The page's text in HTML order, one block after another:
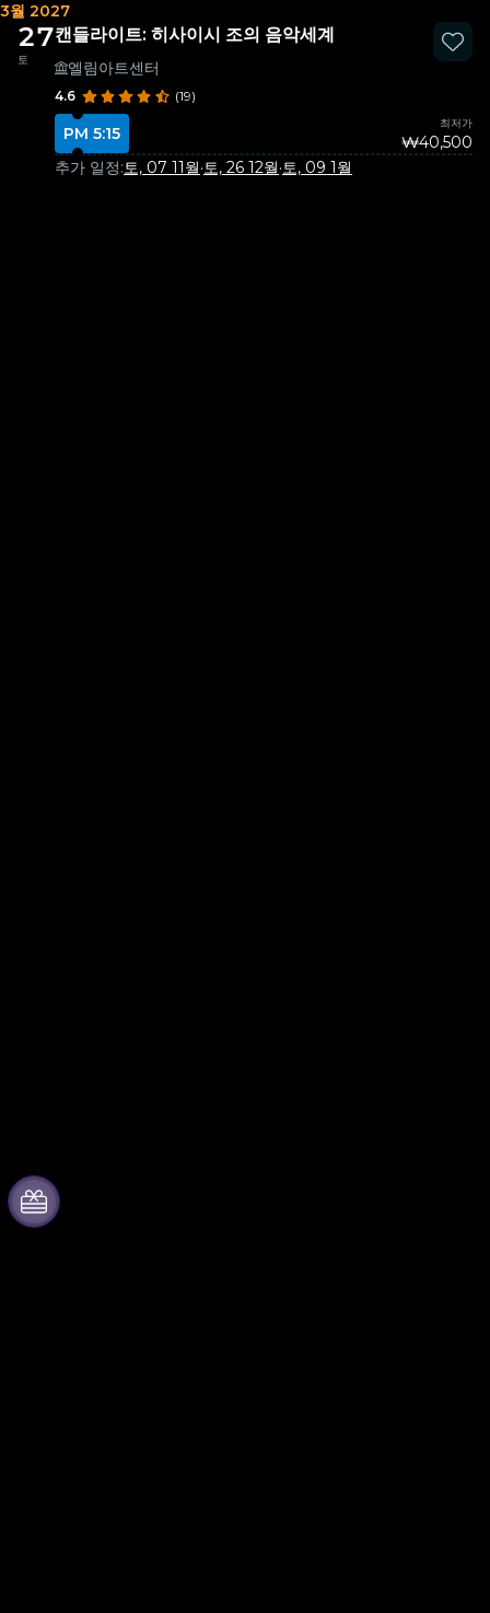
3월 2027
27
토
캔들라이트: 히사이시 조의 음악세계
엘림아트센터
4.6 (19)
PM 5:15
최저가
₩40,500
추가 일정:토, 07 11월·토, 26 12월·토, 09 1월